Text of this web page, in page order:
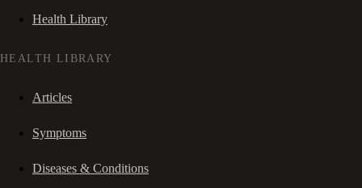
Health Library
HEALTH LIBRARY
Articles
Symptoms
Diseases & Conditions